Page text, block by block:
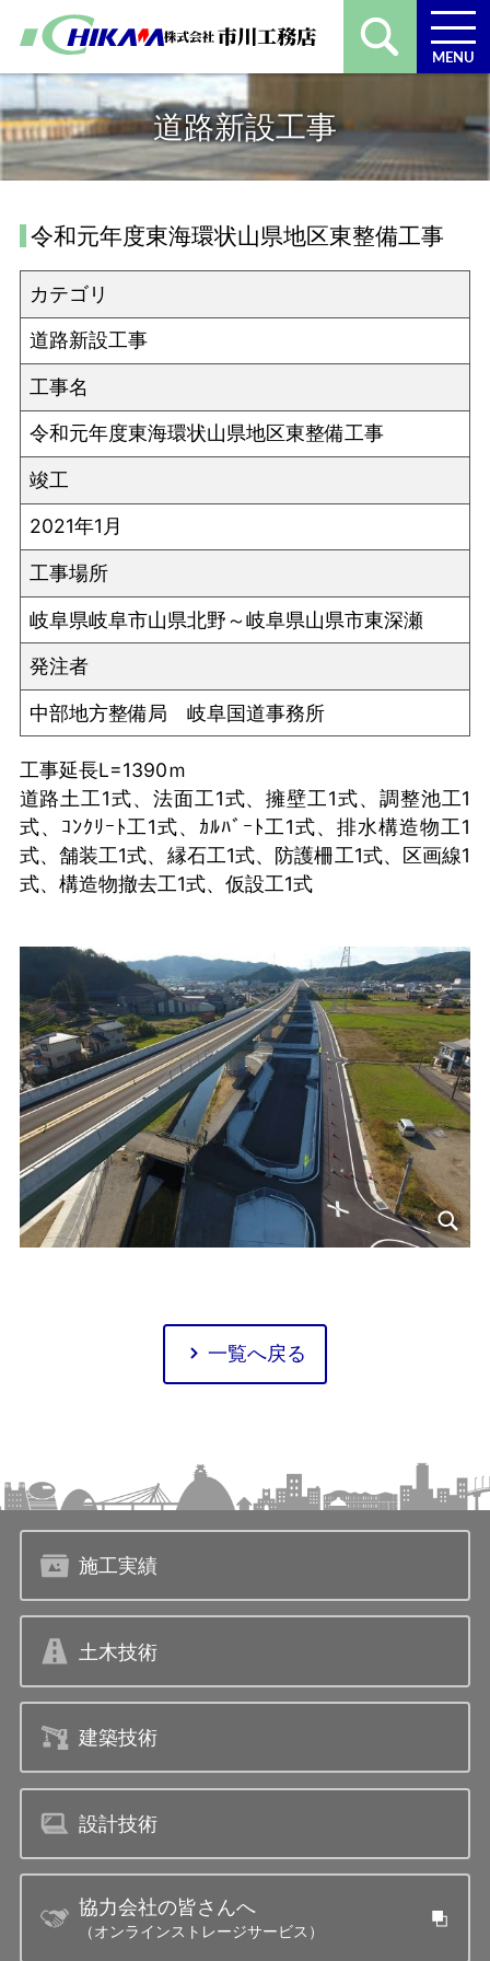
MENU
道路新設工事
令和元年度東海環状山県地区東整備工事
カテゴリ
道路新設工事
工事名
令和元年度東海環状山県地区東整備工事
竣工
2021年1月
工事場所
岐阜県岐阜市山県北野～岐阜県山県市東深瀬
発注者
中部地方整備局 岐阜国道事務所
工事延長L=1390ｍ
道路土工1式、法面工1式、擁壁工1式、調整池工1
式、ｺﾝｸﾘｰﾄ工1式、ｶﾙﾊﾞｰﾄ工1式、排水構造物工1
式、舗装工1式、縁石工1式、防護柵工1式、区画線1
式、構造物撤去工1式、仮設工1式
一覧へ戻る
施工実績
土木技術
建築技術
設計技術
協力会社の皆さんへ
（オンラインストレージサービス）